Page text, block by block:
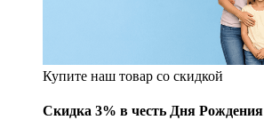
Купите наш товар со скидкой
Скидка 3% в честь Дня Рождения